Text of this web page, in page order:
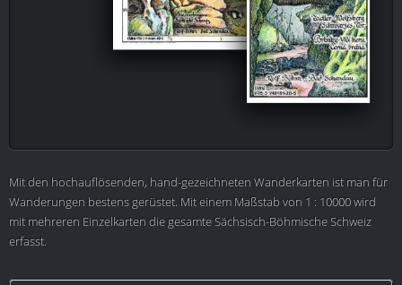
Mit den hochauflösenden, hand-gezeichneten Wanderkarten ist man für
Wanderungen bestens gerüstet. Mit einem Maßstab von 1 : 10000 wird
mit mehreren Einzelkarten die gesamte Sächsisch-Böhmische Schweiz
erfasst.